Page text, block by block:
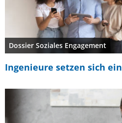
Dossier Soziales Engagement
Ingenieure setzen sich ein